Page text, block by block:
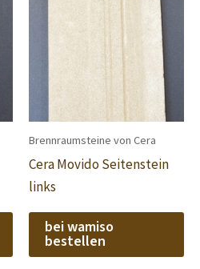
Brennraumsteine von Cera
Cera Movido Seitenstein
links
bei wamiso
bestellen